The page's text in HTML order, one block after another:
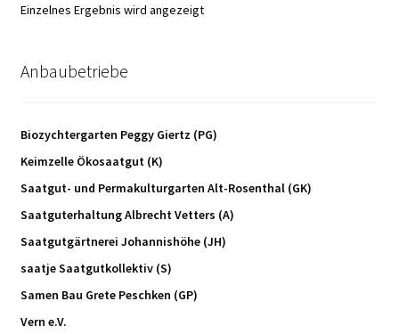
Einzelnes Ergebnis wird angezeigt
Anbaubetriebe
Biozychtergarten Peggy Giertz (PG)
Keimzelle Ökosaatgut (K)
Saatgut- und Permakulturgarten Alt-Rosenthal (GK)
Saatguterhaltung Albrecht Vetters (A)
Saatgutgärtnerei Johannishöhe (JH)
saatje Saatgutkollektiv (S)
Samen Bau Grete Peschken (GP)
Vern e.V.